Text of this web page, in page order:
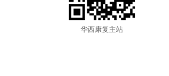
华西康复主站